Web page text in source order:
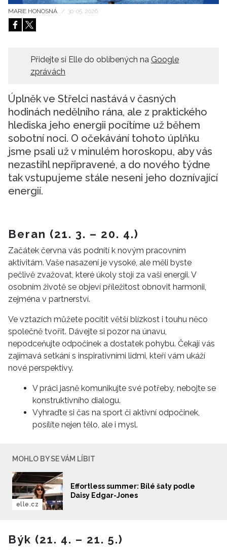
HOME
MARIE HONOSNÁ / 30. 05. 2026
Přidejte si Elle do oblíbených na Google
zprávách
Úplněk ve Střelci nastává v časných
hodinách nedělního rána, ale z praktického
hlediska jeho energii pocítíme už během
sobotní noci. O očekávání tohoto úplňku
jsme psali už v minulém horoskopu, aby vás
nezastihl nepřipravené, a do nového týdne
tak vstupujeme stále neseni jeho doznívající
energií.
Beran (21. 3. – 20. 4.)
Začátek června vás podnítí k novým pracovním
aktivitám. Vaše nasazení je vysoké, ale měli byste
pečlivě zvažovat, které úkoly stojí za vaši energii. V
osobním životě se objeví příležitost obnovit harmonii,
zejména v partnerství.
Ve vztazích můžete pocítit větší blízkost i touhu něco
společně tvořit. Dávejte si pozor na únavu,
nepodceňujte odpočinek a dostatek pohybu. Čekají vás
zajímavá setkání s inspirativními lidmi, kteří vám ukáží
nové perspektivy.
V práci jasně komunikujte své potřeby, nebojte se
konstruktivního dialogu.
Vyhraďte si čas na sport či aktivní odpočinek,
posílíte nejen tělo, ale i mysl.
MOHLO BY SE VÁM LÍBIT
Effortless summer: Bílé šaty podle
Daisy Edgar-Jones
elle.cz
Býk (21. 4. – 21. 5.)